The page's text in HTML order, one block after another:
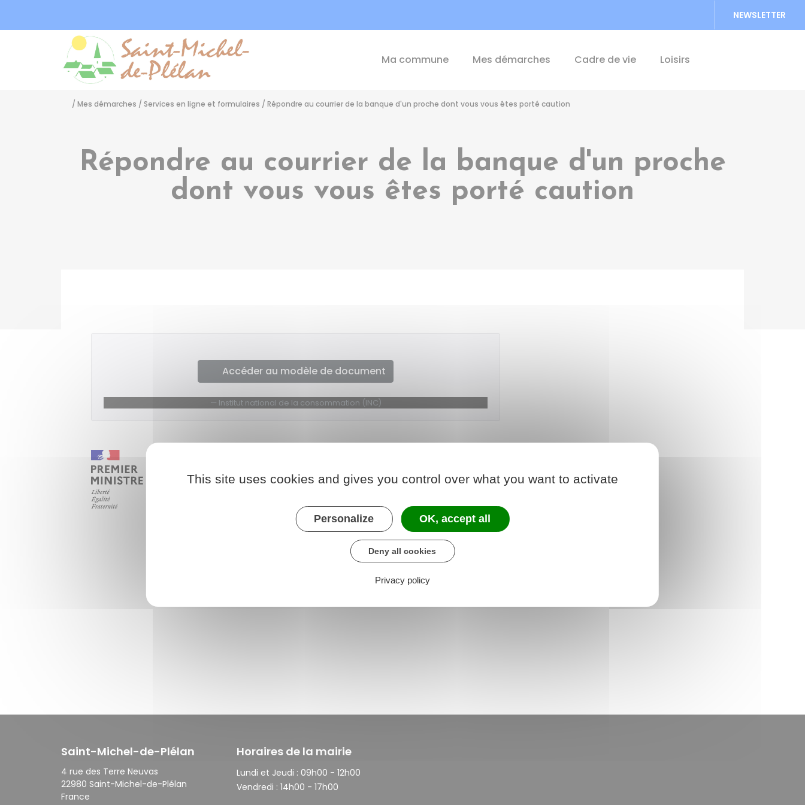
NEWSLETTER
Ma commune Mes démarches Cadre de vie Loisirs
/ Mes démarches / Services en ligne et formulaires / Répondre au courrier de la banque d'un proche dont vous vous êtes porté caution
Répondre au courrier de la banque d'un proche
dont vous vous êtes porté caution
Accéder au modèle de document
Institut national de la consommation (INC)
Saint-Michel-de-Plélan
4 rue des Terre Neuvas
22980 Saint-Michel-de-Plélan
France
Horaires de la mairie
Lundi et Jeudi : 09h00 - 12h00
Vendredi : 14h00 - 17h00
This site uses cookies and gives you control over what you want to activate
Personalize OK, accept all
Deny all cookies
Privacy policy